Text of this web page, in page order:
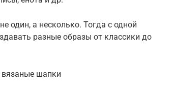
один, а несколько. Тогда с одной
разные образы от классики до
вязаные шапки